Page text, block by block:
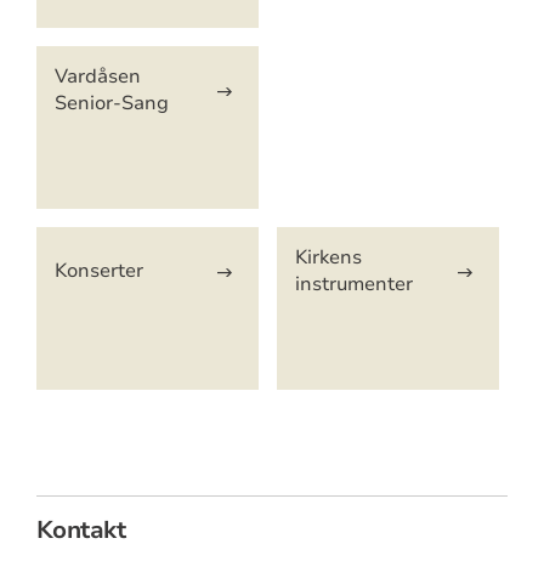
Vardåsen
Senior-Sang
Konserter
Kirkens
instrumenter
Kontakt